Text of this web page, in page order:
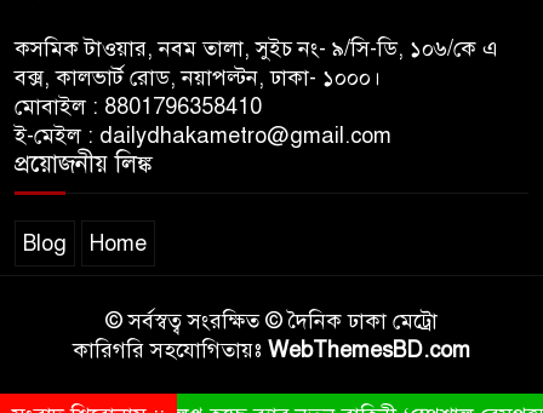
কসমিক টাওয়ার, নবম তালা, সুইচ নং- ৯/সি-ডি, ১০৬/কে এ
বক্স, কালভার্ট রোড, নয়াপল্টন, ঢাকা- ১০০০।
মোবাইল : 8801796358410
ই-মেইল : dailydhakametro@gmail.com
প্রয়োজনীয় লিঙ্ক
Blog Home
© সর্বস্বত্ব সংরক্ষিত © দৈনিক ঢাকা মেট্রো
কারিগরি সহযোগিতায়ঃ WebThemesBD.com